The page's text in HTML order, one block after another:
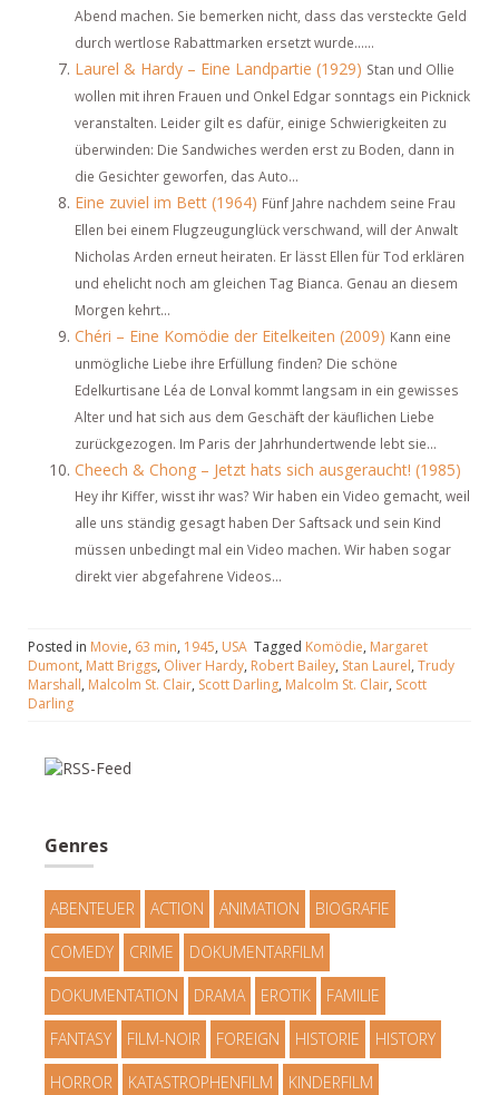
Abend machen. Sie bemerken nicht, dass das versteckte Geld
durch wertlose Rabattmarken ersetzt wurde......
Laurel & Hardy – Eine Landpartie (1929) Stan und Ollie
wollen mit ihren Frauen und Onkel Edgar sonntags ein Picknick
veranstalten. Leider gilt es dafür, einige Schwierigkeiten zu
überwinden: Die Sandwiches werden erst zu Boden, dann in
die Gesichter geworfen, das Auto...
Eine zuviel im Bett (1964) Fünf Jahre nachdem seine Frau
Ellen bei einem Flugzeugunglück verschwand, will der Anwalt
Nicholas Arden erneut heiraten. Er lässt Ellen für Tod erklären
und ehelicht noch am gleichen Tag Bianca. Genau an diesem
Morgen kehrt...
Chéri – Eine Komödie der Eitelkeiten (2009) Kann eine
unmögliche Liebe ihre Erfüllung finden? Die schöne
Edelkurtisane Léa de Lonval kommt langsam in ein gewisses
Alter und hat sich aus dem Geschäft der käuflichen Liebe
zurückgezogen. Im Paris der Jahrhundertwende lebt sie...
Cheech & Chong – Jetzt hats sich ausgeraucht! (1985)
Hey ihr Kiffer, wisst ihr was? Wir haben ein Video gemacht, weil
alle uns ständig gesagt haben Der Saftsack und sein Kind
müssen unbedingt mal ein Video machen. Wir haben sogar
direkt vier abgefahrene Videos...
Posted in Movie, 63 min, 1945, USA Tagged Komödie, Margaret
Dumont, Matt Briggs, Oliver Hardy, Robert Bailey, Stan Laurel, Trudy
Marshall, Malcolm St. Clair, Scott Darling, Malcolm St. Clair, Scott
Darling
Genres
ABENTEUER ACTION ANIMATION BIOGRAFIE
COMEDY CRIME DOKUMENTARFILM
DOKUMENTATION DRAMA EROTIK FAMILIE
FANTASY FILM-NOIR FOREIGN HISTORIE HISTORY
HORROR KATASTROPHENFILM KINDERFILM